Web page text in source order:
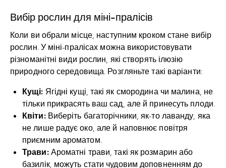
Вибір рослин для міні-пралісів
Коли ви обрали місце, наступним кроком стане вибір
рослин. У міні-пралісах можна використовувати
різноманітні види рослин, які створять ілюзію
природного середовища. Розгляньте такі варіанти:
Кущі: Ягідні кущі, такі як смородина чи малина, не
тільки прикрасять ваш сад, але й принесуть плоди.
Квіти:Виберіть багаторічники, як-то лаванду, яка
не лише радує око, але й наповнює повітря
приємним ароматом.
Трави:Ароматні трави, такі як розмарин або
базилік, можуть стати чудовим доповненням до